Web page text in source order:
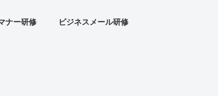
ナー研修 ビジネスメール研修